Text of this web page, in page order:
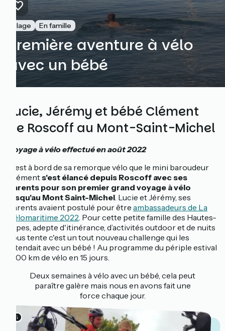
Plage En famille
Première aventure à vélo
avec un bébé
Lucie, Jérémy et bébé Clément
de Roscoff au Mont-Saint-Michel
Voyage à vélo effectué en août 2022
C'est à bord de sa remorque vélo que le mini baroudeur
Cléments'est élancé depuis Roscoff avec ses
parents pour son premier grand voyage à vélo
jusqu'au Mont Saint-Michel. Lucie et Jérémy, ses
parents avaient postulé pour être ambassadeurs de La
Vélomaritime 2022. Pour cette petite famille des Hautes-
Alpes, adepte d'itinérance, d’activités outdoor et de nuits
sous tente c'est un tout nouveau challenge qui les
attendait avec un bébé ! Au programme du périple estival
: 500 km de vélo en 15 jours.
Deux semaines à vélo avec un bébé, cela peut
paraître galère mais nous en avons fait une
force chaque jour.